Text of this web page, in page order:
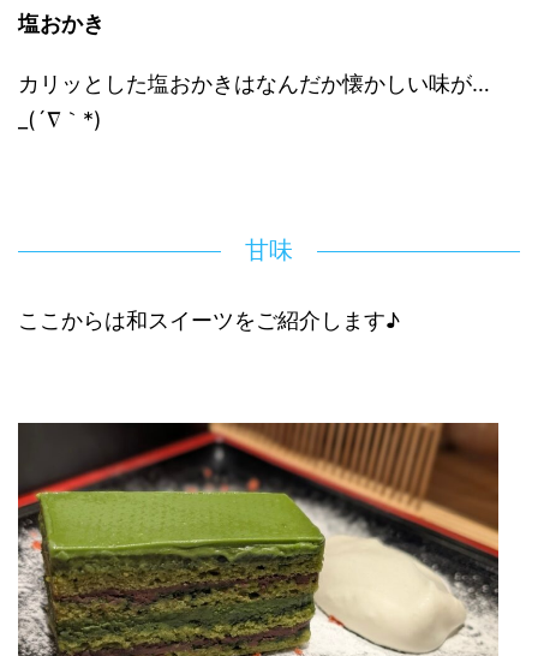
塩おかき
カリッとした塩おかきはなんだか懐かしい味が…
_(´∇｀*)
甘味
ここからは和スイーツをご紹介します♪